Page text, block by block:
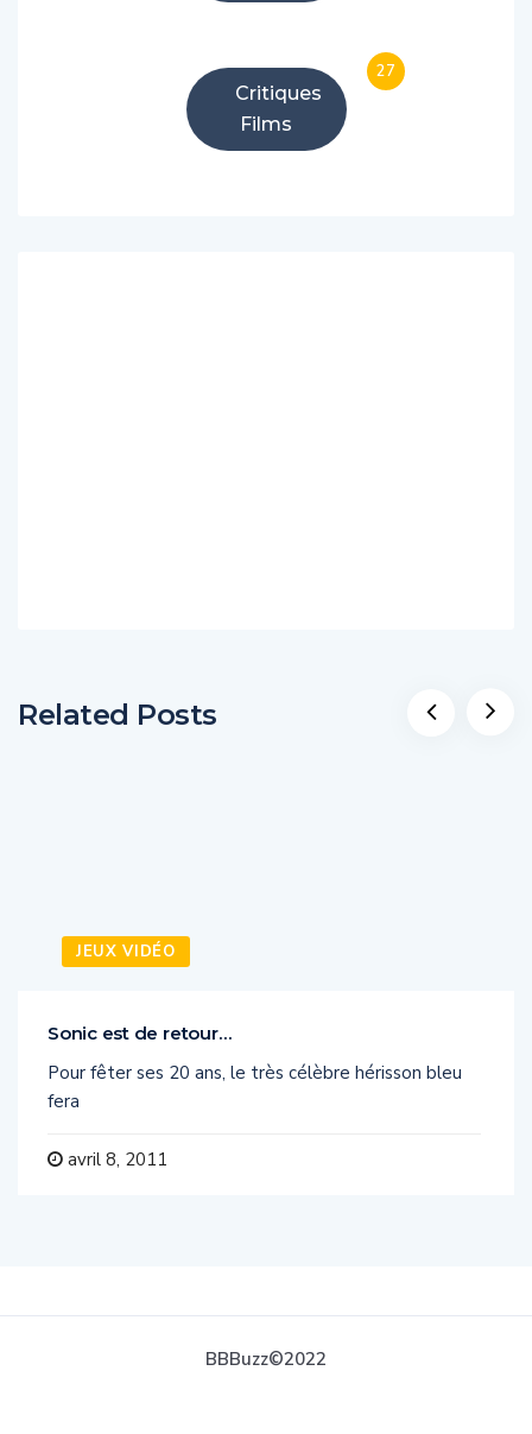
Critiques
Films
27
Related Posts
JEUX VIDÉO
Sonic est de retour…
Pour fêter ses 20 ans, le très célèbre hérisson bleu
fera
avril 8, 2011
BBBuzz©2022